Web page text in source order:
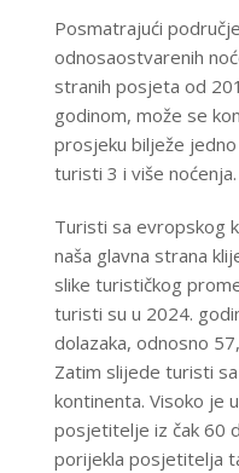
Posmatrajući
odnosaostvarenih
stranih posjeta od
godinom, može se
prosjeku bilježe
turisti 3 i više noćenja.
Turisti sa evropskog
naša glavna strana
slike turističkog
turisti su u 2024.
dolazaka, odnosno
Zatim slijede turisti
kontinenta. Visoko je
posjetitelje iz čak 60
porijekla posjetitelja